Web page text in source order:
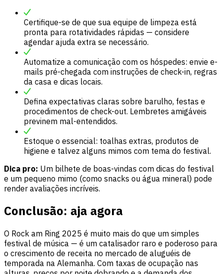
Certifique-se de que sua equipe de limpeza está
pronta para rotatividades rápidas — considere
agendar ajuda extra se necessário.
Automatize a comunicação com os hóspedes: envie e-
mails pré-chegada com instruções de check-in, regras
da casa e dicas locais.
Defina expectativas claras sobre barulho, festas e
procedimentos de check-out. Lembretes amigáveis
previnem mal-entendidos.
Estoque o essencial: toalhas extras, produtos de
higiene e talvez alguns mimos com tema do festival.
Dica pro: Um bilhete de boas-vindas com dicas do festival
e um pequeno mimo (como snacks ou água mineral) pode
render avaliações incríveis.
Conclusão: aja agora
O Rock am Ring 2025 é muito mais do que um simples
festival de música — é um catalisador raro e poderoso para
o crescimento de receita no mercado de aluguéis de
temporada na Alemanha. Com taxas de ocupação nas